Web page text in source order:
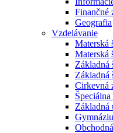
Finančné
Geografia
Vzdelávanie
Materská
Materská
Základná
Základná
Cirkevná
Základná